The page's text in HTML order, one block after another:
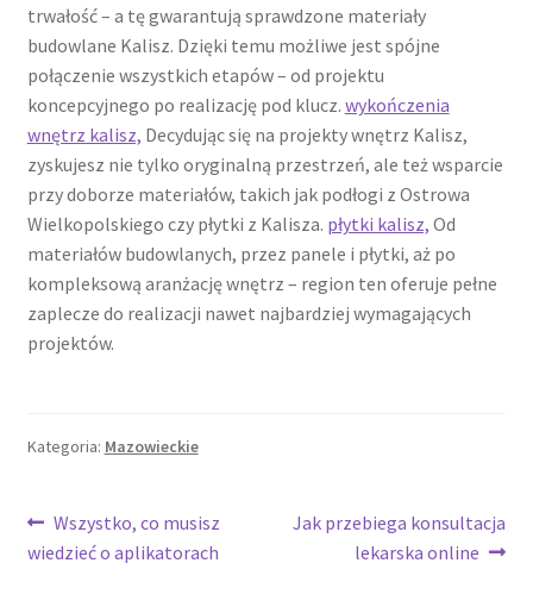
trwałość – a tę gwarantują sprawdzone materiały
budowlane Kalisz. Dzięki temu możliwe jest spójne
połączenie wszystkich etapów – od projektu
koncepcyjnego po realizację pod klucz. wykończenia
wnętrz kalisz, Decydując się na projekty wnętrz Kalisz,
zyskujesz nie tylko oryginalną przestrzeń, ale też wsparcie
przy doborze materiałów, takich jak podłogi z Ostrowa
Wielkopolskiego czy płytki z Kalisza. płytki kalisz, Od
materiałów budowlanych, przez panele i płytki, aż po
kompleksową aranżację wnętrz – region ten oferuje pełne
zaplecze do realizacji nawet najbardziej wymagających
projektów.
Kategoria: Mazowieckie
Nawigacja
wpisu
Poprzedni
wpis:
Wszystko, co musisz
wiedzieć o aplikatorach
Następny
Jak przebiega konsultacja
lekarska online